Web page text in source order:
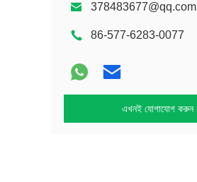
378483677@qq.com
86-577-6283-0077
এখনই যোগাযোগ করুন